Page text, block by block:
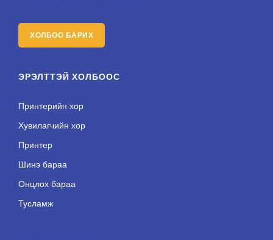
ХОЛБОО БАРИХ
ЭРЭЛТТЭЙ ХОЛБООС
Принтерийн хор
Хувилагчийн хор
Принтер
Шинэ бараа
Онцлох бараа
Тусламж